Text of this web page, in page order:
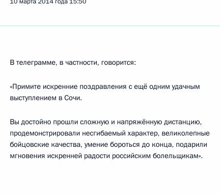
В телеграмме, в частности, говорится:
«Примите искренние поздравления с ещё одним удачным
выступлением в Сочи.
Вы достойно прошли сложную и напряжённую дистанцию,
продемонстрировали несгибаемый характер, великолепные
бойцовские качества, умение бороться до конца, подарили
мгновения искренней радости российским болельщикам».